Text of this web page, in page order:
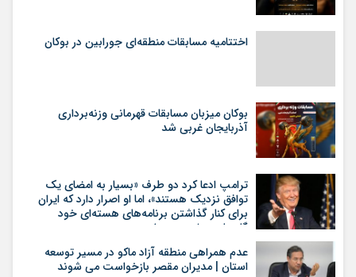
اختتامیه مسابقات منطقه‌ای جورابین در بوکان
بوکان میزبان مسابقات قهرمانی وزنه‌برداری
آذربایجان غربی شد
ترامپ ادعا کرد دو طرف «بسیار به امضای یک
توافق نزدیک هستند»، اما او اصرار دارد که ایران
برای کنار گذاشتن برنامه‌های هسته‌ای خود
گام‌های بیشتری بردارد
عدم همراهی منطقه آزاد ماکو در مسیر توسعه
استان | مدیران مقصر بازخواست می شوند